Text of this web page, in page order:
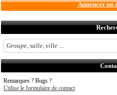
Annoncer un
Remarques ? Bugs ?
Utilise le formulaire de contact